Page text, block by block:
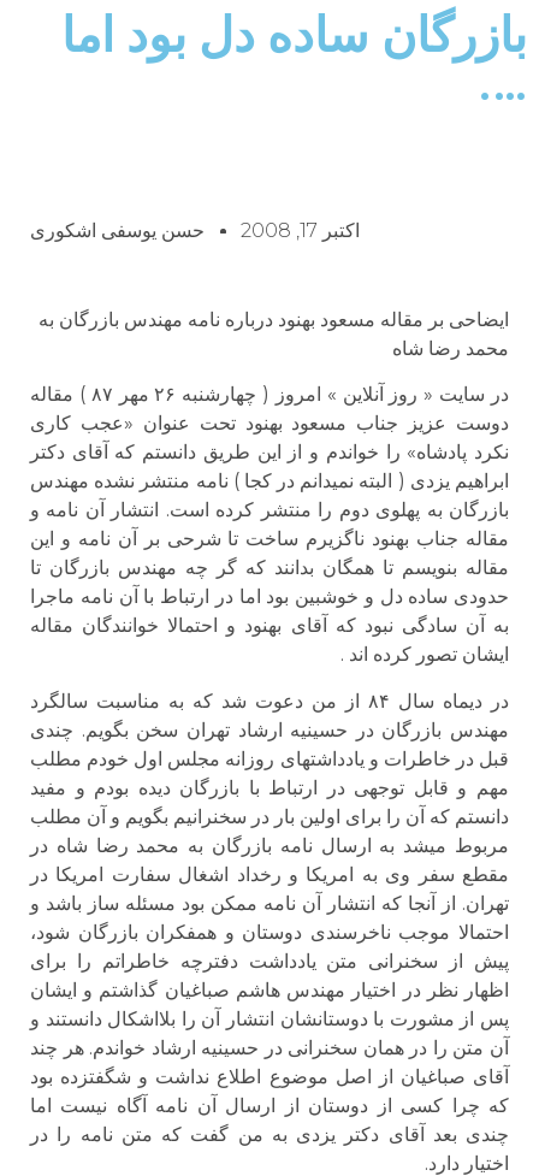
بازرگان ساده دل بود اما
….
اکتبر 17, 2008 حسن یوسفی اشکوری
ایضاحی بر مقاله مسعود بهنود درباره نامه مهندس بازرگان به
محمد رضا شاه
در سایت « روز آنلاین » امروز ( چهارشنبه ۲۶ مهر ۸۷ ) مقاله
دوست عزیز جناب مسعود بهنود تحت عنوان «عجب کاری
نکرد پادشاه» را خواندم و از این طریق دانستم که آقای دکتر
ابراهیم یزدی ( البته نمیدانم در کجا ) نامه منتشر نشده مهندس
بازرگان به پهلوی دوم را منتشر کرده است. انتشار آن نامه و
مقاله جناب بهنود ناگزیرم ساخت تا شرحی بر آن نامه و این
مقاله بنویسم تا همگان بدانند که گر چه مهندس بازرگان تا
حدودی ساده دل و خوشبین بود اما در ارتباط با آن نامه ماجرا
به آن سادگی نبود که آقای بهنود و احتمالا خوانندگان مقاله
ایشان تصور کرده اند .
در دیماه سال ۸۴ از من دعوت شد که به مناسبت سالگرد
مهندس بازرگان در حسینیه ارشاد تهران سخن بگویم. چندی
قبل در خاطرات و یادداشتهای روزانه مجلس اول خودم مطلب
مهم و قابل توجهی در ارتباط با بازرگان دیده بودم و مفید
دانستم که آن را برای اولین بار در سخنرانیم بگویم و آن مطلب
مربوط میشد به ارسال نامه بازرگان به محمد رضا شاه در
مقطع سفر وی به امریکا و رخداد اشغال سفارت امریکا در
تهران. از آنجا که انتشار آن نامه ممکن بود مسئله ساز باشد و
احتمالا موجب ناخرسندی دوستان و هم­فکران بازرگان شود،
پیش از سخنرانی متن یادداشت دفترچه خاطراتم را برای
اظهار نظر در اختیار مهندس هاشم صباغیان گذاشتم و ایشان
پس از مشورت با دوستانشان انتشار آن را بلااشکال دانستند و
آن متن را در همان سخنرانی در حسینیه ارشاد خواندم. هر چند
آقای صباغیان از اصل موضوع اطلاع نداشت و شگفت­زده بود
که چرا کسی از دوستان از ارسال آن نامه آگاه نیست اما
چندی بعد آقای دکتر یزدی به من گفت که متن نامه را در
اختیار دارد.